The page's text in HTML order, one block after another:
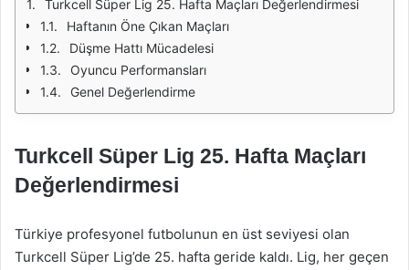
Turkcell Süper Lig 25. Hafta Maçları Değerlendirmesi
Haftanın Öne Çıkan Maçları
Düşme Hattı Mücadelesi
Oyuncu Performansları
Genel Değerlendirme
Turkcell Süper Lig 25. Hafta Maçları
Değerlendirmesi
Türkiye profesyonel futbolunun en üst seviyesi olan
Turkcell Süper Lig’de 25. hafta geride kaldı. Lig, her geçen